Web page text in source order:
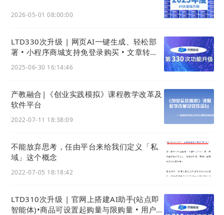
2026-05-01 08:00:00
LTD330次升级 | 网页AI一键生成、轻松部
署 • 小程序商城支持免登录购买 • 文章转发
2025-06-30 16:14:46
产教融合|《创业实践模拟》课程教学改革及
软件平台
2022-07-11 18:38:09
不能放弃思考，任由平台来给我们定义「私
域」这个概念
2022-07-05 18:18:42
LTD310次升级 | 官网上搭建AI助手(站点即
智能体)•商品可设置起购量与限购量 • 用户可